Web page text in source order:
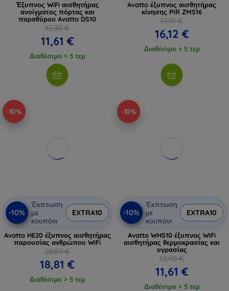
Έξυπνος WiFi αισθητήρας
ανοίγματος πόρτας και
παραθύρου Avatto DS10
12,90 €
11,61 €
Διαθέσιμο > 5 τεμ
Avatto έξυπνος αισθητήρας
κίνησης PIR ZMS16
17,91 €
16,12 €
Διαθέσιμο > 5 τεμ
-10%
-10%
Έκπτωση
με
κουπόνι
EXTRA10
Avatto HE20 έξυπνος αισθητήρας
παρουσίας ανθρώπου WiFi
20,89 €
18,81 €
Διαθέσιμο > 5 τεμ
-10%
-10%
Έκπτωση
με
κουπόνι
EXTRA10
Avatto WHS10 έξυπνος WiFi
αισθητήρας θερμοκρασίας και
υγρασίας
12,90 €
11,61 €
Διαθέσιμο > 5 τεμ